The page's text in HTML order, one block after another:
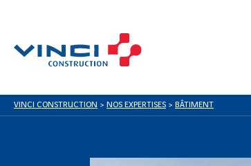
VINCI CONSTRUCTION > NOS EXPERTISES > BÂTIMENT